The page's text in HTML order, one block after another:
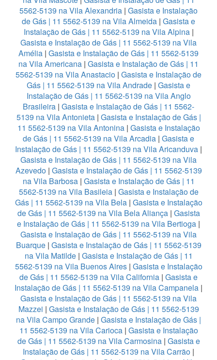
5562-5139 na Vila Alexandria | Gasista e Instalação
de Gás | 11 5562-5139 na Vila Almeida | Gasista e
Instalação de Gás | 11 5562-5139 na Vila Alpina |
Gasista e Instalação de Gás | 11 5562-5139 na Vila
Amélia | Gasista e Instalação de Gás | 11 5562-5139
na Vila Americana | Gasista e Instalação de Gás | 11
5562-5139 na Vila Anastacio | Gasista e Instalação de
Gás | 11 5562-5139 na Vila Andrade | Gasista e
Instalação de Gás | 11 5562-5139 na Vila Anglo
Brasileira | Gasista e Instalação de Gás | 11 5562-
5139 na Vila Antonieta| Gasista e Instalação de Gás |
11 5562-5139 na Vila Antonina| Gasista e Instalação
de Gás | 11 5562-5139 na Vila Arcadia | Gasista e
Instalação de Gás | 11 5562-5139 na Vila Aricanduva |
Gasista e Instalação de Gás | 11 5562-5139 na Vila
Azevedo| Gasista e Instalação de Gás | 11 5562-5139
na Vila Barbosa| Gasista e Instalação de Gás | 11
5562-5139 na Vila Basileia| Gasista e Instalação de
Gás | 11 5562-5139 na Vila Bela| Gasista e Instalação
de Gás | 11 5562-5139 na Vila Bela Aliança| Gasista
e Instalação de Gás | 11 5562-5139 na Vila Bertioga |
Gasista e Instalação de Gás | 11 5562-5139 na Vila
Buarque| Gasista e Instalação de Gás | 11 5562-5139
na Vila Matilde| Gasista e Instalação de Gás | 11
5562-5139 na Vila Buenos Aires| Gasista e Instalação
de Gás | 11 5562-5139 na Vila California | Gasista e
Instalação de Gás | 11 5562-5139 na Vila Campanela |
Gasista e Instalação de Gás | 11 5562-5139 na Vila
Mazzei | Gasista e Instalação de Gás | 11 5562-5139
na Vila Campo Grande | Gasista e Instalação de Gás |
11 5562-5139 na Vila Carioca| Gasista e Instalação
de Gás | 11 5562-5139 na Vila Carmosina| Gasista e
Instalação de Gás | 11 5562-5139 na Vila Carrão |